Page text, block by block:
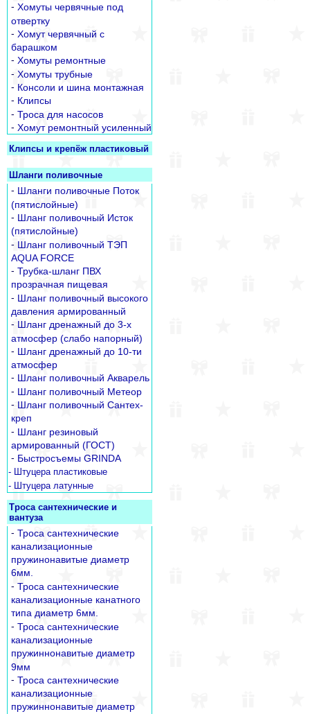
- Хомуты червячные под
отвертку
- Хомут червячный с
барашком
- Хомуты ремонтные
- Хомуты трубные
- Консоли и шина монтажная
- Клипсы
- Троса для насосов
- Хомут ремонтный усиленный
Клипсы и крепёж пластиковый
Шланги поливочные
- Шланги поливочные Поток
(пятислойные)
- Шланг поливочный Исток
(пятислойные)
- Шланг поливочный ТЭП
AQUA FORCE
- Трубка-шланг ПВХ
прозрачная пищевая
- Шланг поливочный высокого
давления армированный
- Шланг дренажный до 3-х
атмосфер (слабо напорный)
- Шланг дренажный до 10-ти
атмосфер
- Шланг поливочный Акварель
- Шланг поливочный Метеор
- Шланг поливочный Сантех-
креп
- Шланг резиновый
армированный (ГОСТ)
- Быстросъемы GRINDA
- Штуцера пластиковые
- Штуцера латунные
Троса сантехнические и
вантуза
- Троса сантехнические
канализационные
пружинонавитые диаметр
6мм.
- Троса сантехнические
канализационные канатного
типа диаметр 6мм.
- Троса сантехнические
канализационные
пружиннонавитые диаметр
9мм
- Троса сантехнические
канализационные
пружиннонавитые диаметр